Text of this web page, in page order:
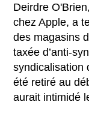
Deirdre
chez Apple, a
des magasins
taxée d’anti-
syndicalisation
été retiré au
aurait intimidé